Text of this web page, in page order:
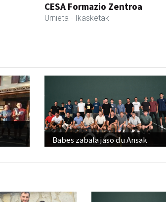
CESA Formazio Zentroa
Urnieta - Ikasketak
Babes zabala jaso du Ansak